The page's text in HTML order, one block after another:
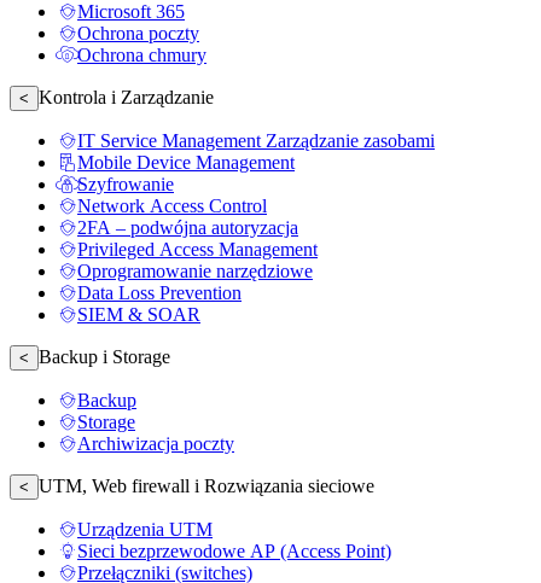
Microsoft 365
Ochrona poczty
Ochrona chmury
< Kontrola i Zarządzanie
IT Service Management Zarządzanie zasobami
Mobile Device Management
Szyfrowanie
Network Access Control
2FA – podwójna autoryzacja
Privileged Access Management
Oprogramowanie narzędziowe
Data Loss Prevention
SIEM & SOAR
< Backup i Storage
Backup
Storage
Archiwizacja poczty
< UTM, Web firewall i Rozwiązania sieciowe
Urządzenia UTM
Sieci bezprzewodowe AP (Access Point)
Przełączniki (switches)